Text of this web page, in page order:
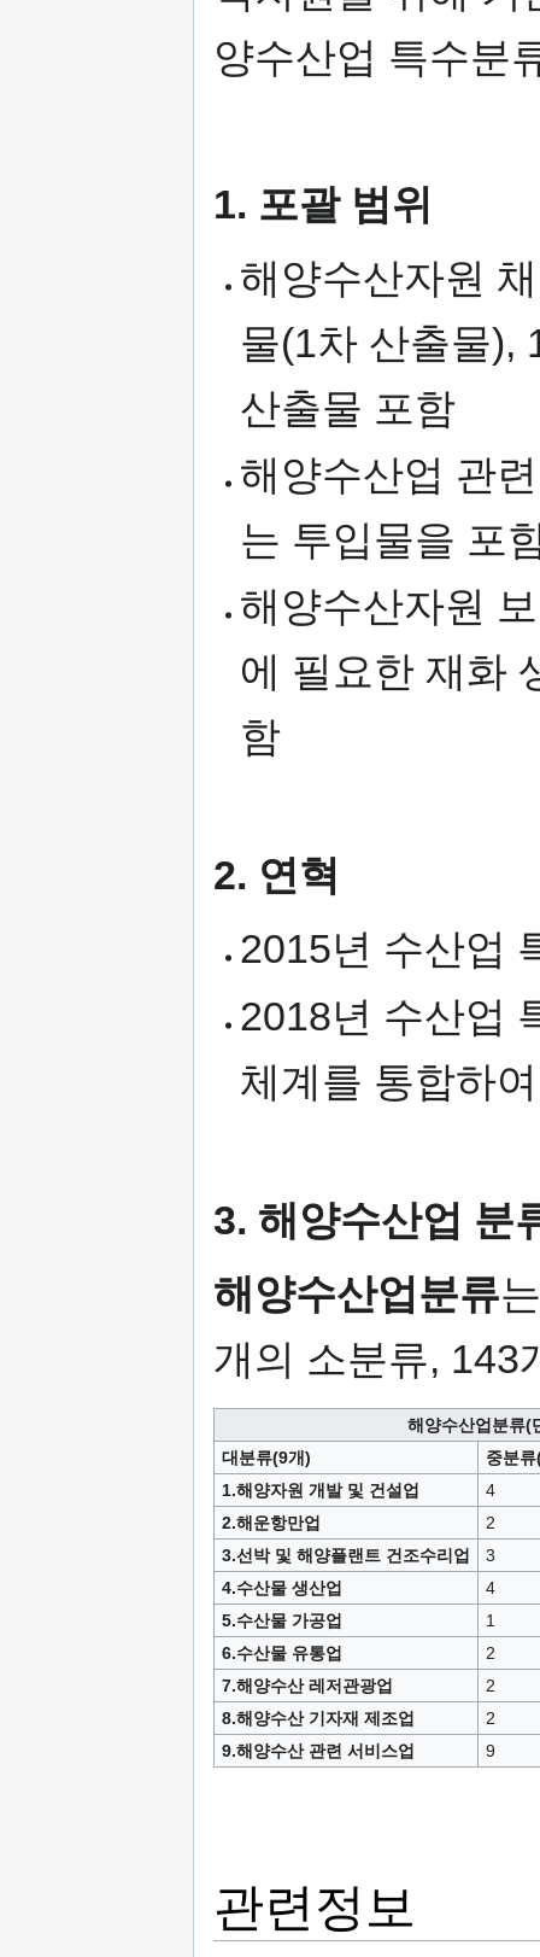
양수산업 특수분
1. 포괄 범위
해양수산자원
물(1차 산출물),
산출물 포함
해양수산업 관
는 투입물을 포
해양수산자원 보
에 필요한 재화
함
2. 연혁
2015년 수산업
2018년 수산업
체계를 통합하
3. 해양수산업 분
해양수산업분류
개의 소분류, 143
해양수산업분류(
대분류(9개)
중분
1.해양자원 개발 및 건설업
4
2.해운항만업
2
3.선박 및 해양플랜트 건조수리업
3
4.수산물 생산업
4
5.수산물 가공업
1
6.수산물 유통업
2
7.해양수산 레저관광업
2
8.해양수산 기자재 제조업
2
9.해양수산 관련 서비스업
9
관련정보